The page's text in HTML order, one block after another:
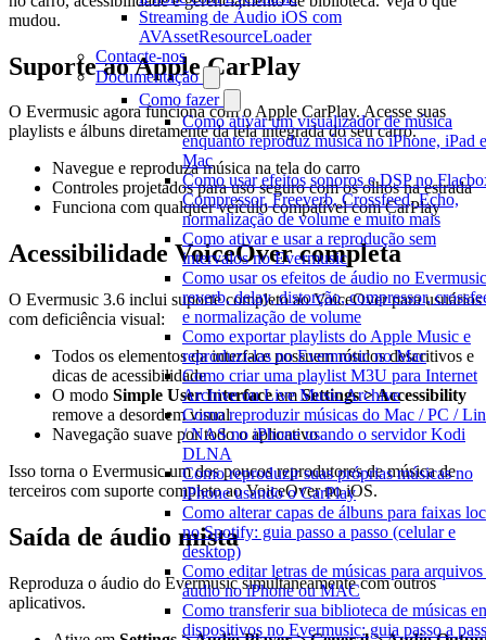
Streaming de Áudio iOS com
AVAssetResourceLoader
Contacte-nos
Documentação
Como fazer
Como ativar um visualizador de música
enquanto reproduz música no iPhone, iPad e
Mac
Como usar efeitos sonoros e DSP no
Compressor, Freeverb, Crossfeed, Echo,
normalização de volume e muito mais
Como ativar e usar a reprodução sem
intervalos no Evermusic
Como usar os efeitos de áudio no
reverb, delay, distorção, compressor,
e normalização de volume
Como exportar playlists do Apple Music e
reproduzi-las no Evermusic no Mac
Como criar uma playlist M3U para Internet
Archive ou Live Music Archive
Como reproduzir músicas do Mac / PC /
/ NAS no iPhone usando o servidor Kodi
DLNA
Como reproduzir suas próprias músicas no
iPhone usando o CarPlay
Como alterar capas de álbuns para faixas
no Spotify: guia passo a passo (celular e
desktop)
Como editar letras de músicas para arquivos
áudio no iPhone ou MAC
Como transferir sua biblioteca de músicas
dispositivos no Evermusic: guia passo a
mudou.
Suporte ao Apple CarPlay
O Evermusic agora funciona com o Apple CarPlay. Acesse suas
playlists e álbuns diretamente da tela integrada do seu carro.
Navegue e reproduza música na tela do carro
Controles projetados para uso seguro com os olhos na estrada
Funciona com qualquer veículo compatível com CarPlay
Acessibilidade VoiceOver completa
O Evermusic 3.6 inclui suporte completo ao VoiceOver para usuários
com deficiência visual:
Todos os elementos da interface possuem rótulos descritivos e
dicas de acessibilidade
O modo Simple User InterfaceemSettings > Accessibility
remove a desordem visual
Navegação suave por todo o aplicativo
Isso torna o Evermusic um dos poucos reprodutores de música de
terceiros com suporte completo ao VoiceOver no iOS.
Saída de áudio mista
Reproduza o áudio do Evermusic simultaneamente com outros
aplicativos.